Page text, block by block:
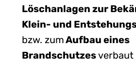
Löschanlagen zur
Klein- und
bzw. zumAufbau eines
Brandschutzesverbaut